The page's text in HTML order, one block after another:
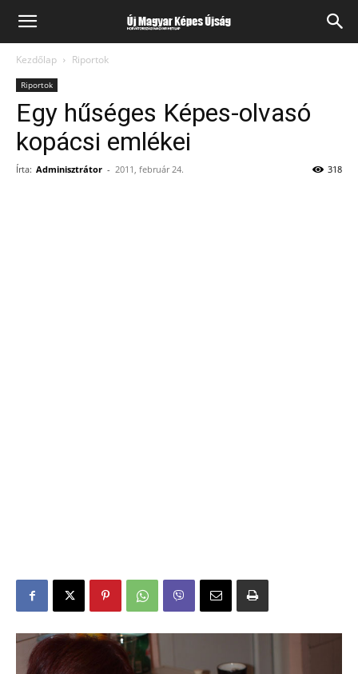
Kezdőlap Riportok
Riportok
Egy hűséges Képes-olvasó
kopácsi emlékei
Írta: Adminisztrátor - 2011, február 24. 318